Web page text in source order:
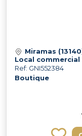
Miramas
Local commercial
Ref: GNI552384
Boutique